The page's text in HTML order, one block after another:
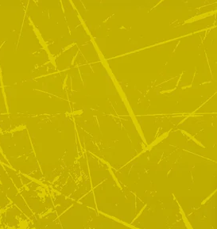
Copyright © 2010-2026Freepik Company S.L.U.